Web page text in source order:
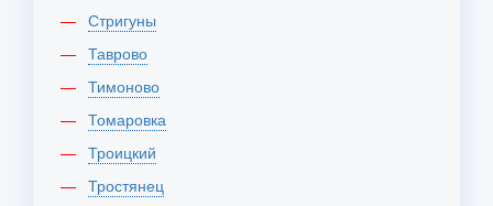
Стригуны
Таврово
Тимоново
Томаровка
Троицкий
Тростянец